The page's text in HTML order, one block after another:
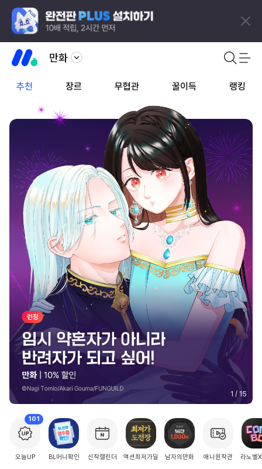
만화
추천 장르 무협관 꿀이득 랭킹
1 / 15
101
오늘UP BL머니확인 신작캘린더 액션최저가딜 남자의만화 애니원작관 라노벨